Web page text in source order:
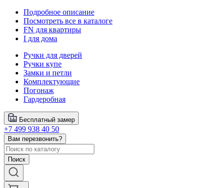
Подробное описание
Посмотреть все в каталоге
FN для квартиры
I для дома
Ручки для дверей
Ручки купе
Замки и петли
Комплектующие
Погонаж
Гардеробная
Бесплатный замер
+7 499 938 40 50
Вам перезвонить?
Поиск